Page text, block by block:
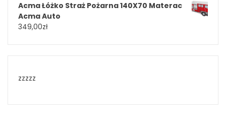
Acma Łóżko Straż Pożarna 140X70 Materac
Acma Auto
349,00zł
zzzzz